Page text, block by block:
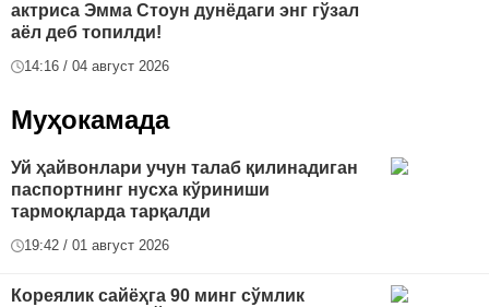
актриса Эмма Стоун дунёдаги энг гўзал
аёл деб топилди!
14:16 / 04 август 2026
Муҳокамада
Уй ҳайвонлари учун талаб қилинадиган
паспортнинг нусха кўриниши
тармоқларда тарқалди
19:42 / 01 август 2026
Кореялик сайёҳга 90 минг сўмлик